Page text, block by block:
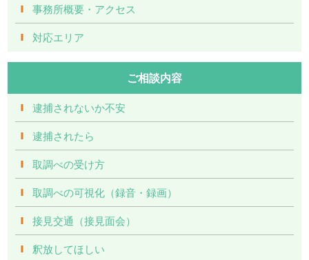
事務所概要・アクセス
対応エリア
ご相談内容
逮捕されないか不安
逮捕されたら
取調べの受け方
取調べの可視化（録音・録画）
接見交通（接見面会）
釈放してほしい